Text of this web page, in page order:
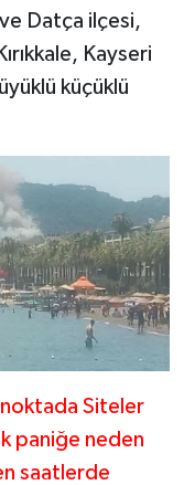
Datça ilçesi,
Kayseri
küçüklü
Siteler
paniğe neden
saatlerde